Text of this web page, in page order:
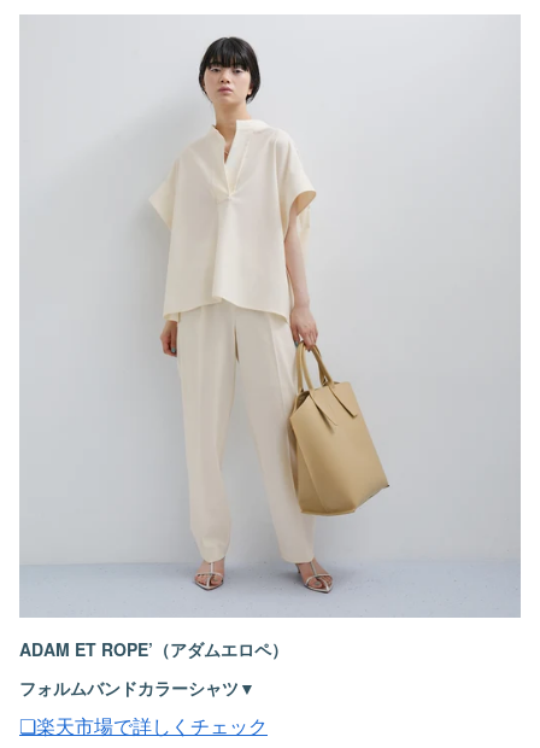
ADAM ET ROPE’（アダムエロペ）
フォルムバンドカラーシャツ▼
❏楽天市場で詳しくチェック